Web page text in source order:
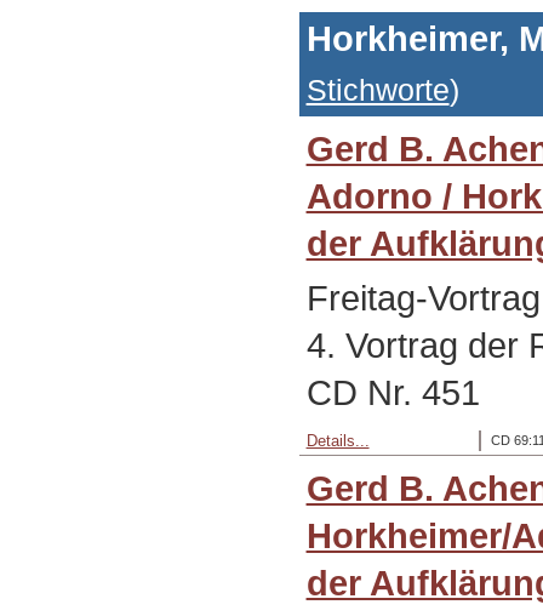
Horkheimer,
Stichworte)
Gerd B.
Adorno /
der
Freitag-
4. Vortrag der
CD Nr. 451
CD
Details...
Gerd B.
Horkheimer/
der